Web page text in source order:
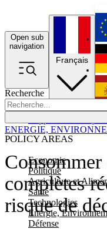
Open sub
navigation
Recherche
POLICY AREAS
Economie
Politique
Agriculture et
Santé
Technologies
Energie,
Défense
Français
Consommer
complètes
risque de
ENERGIE,